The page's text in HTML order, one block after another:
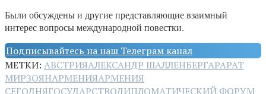
Были обсуждены и другие представляющие взаимный
интерес вопросы международной повестки.
Подписывайтесь на наш Телеграм канал
МЕТКИ: АВСТРИЯАЛЕКСАНДР ШАЛЛЕНБЕРГАРАРАТ
МИРЗОЯНАРМЕНИЯАРМЕНИЯ
СЕГОДНЯГОСУДАРСТВОДИПЛОМАТИЧЕСКИЙ ФОРУМ